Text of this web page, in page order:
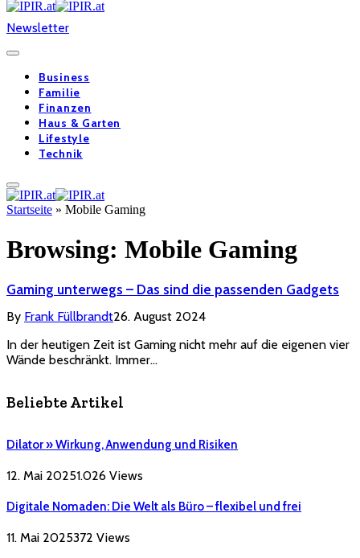
Newsletter
Business
Familie
Finanzen
Haus & Garten
Lifestyle
Technik
Startseite » Mobile Gaming
Browsing: Mobile Gaming
Gaming unterwegs – Das sind die passenden Gadgets
By Frank Füllbrandt26. August 2024
In der heutigen Zeit ist Gaming nicht mehr auf die eigenen vier
Wände beschränkt. Immer…
Beliebte Artikel
Dilator » Wirkung, Anwendung und Risiken
12. Mai 20251.026 Views
Digitale Nomaden: Die Welt als Büro – flexibel und frei
11. Mai 2025372 Views